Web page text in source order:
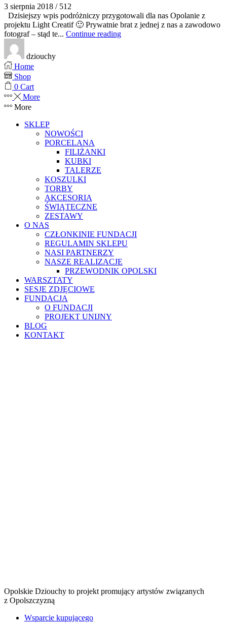
3 sierpnia 2018 / 512
Dzisiejszy wpis podróżniczy przygotowali dla nas Opolanie z
projektu Light Creatif 🙂 Prywatnie brat z jednej z nas a zawodowo
fotograf – stąd te... Continue reading
dziouchy
Home
Shop
0 Cart
More
More
SKLEP
NOWOŚCI
PORCELANA
FILIŻANKI
KUBKI
TALERZE
KOSZULKI
TORBY
AKCESORIA
ŚWIĄTECZNE
ZESTAWY
O NAS
CZŁONKINIE FUNDACJI
REGULAMIN SKLEPU
NASI PARTNERZY
NASZE REALIZACJE
PRZEWODNIK OPOLSKI
WARSZTATY
SESJE ZDJĘCIOWE
FUNDACJA
O FUNDACJI
PROJEKT UNIJNY
BLOG
KONTAKT
Opolskie Dziouchy to projekt promujący artystów związanych
z Opolszczyzną
Wsparcie kupującego